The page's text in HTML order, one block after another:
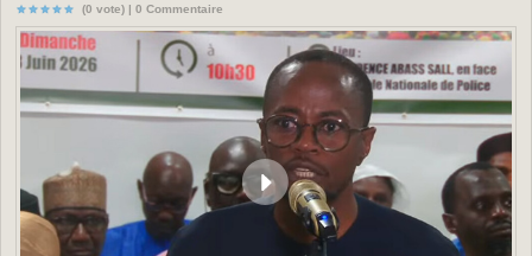
(0 vote) | 0 Commentaire